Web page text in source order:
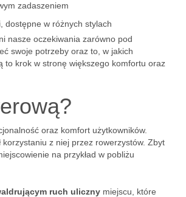
zadaszeniem
dostępne w różnych stylach
nasze oczekiwania zarówno pod
swoje potrzeby oraz to, w jakich
to krok w stronę większego komfortu oraz
oraz komfort użytkowników.
korzystaniu z niej przez rowerzystów. Zbyt
na przykład w pobliżu
ruch uliczny miejscu, które